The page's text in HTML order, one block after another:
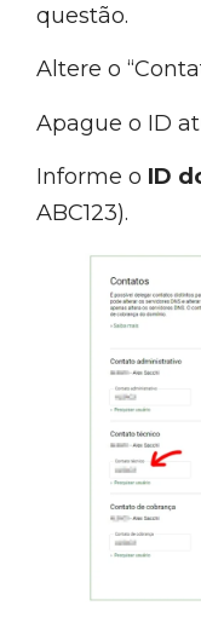
questão.
Altere o
Apague o ID
Informe o ID
ABC123).